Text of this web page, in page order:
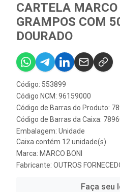
CARTELA
GRAMPOS COM
DOURADO
Código: 553899
Código NCM: 96159000
Código de Barras do Produto:
Código de Barras da Caixa:
Embalagem: Unidade
Caixa contém 12 unidade(s)
Marca: MARCO BONI
Fabricante: OUTROS
Faça seu